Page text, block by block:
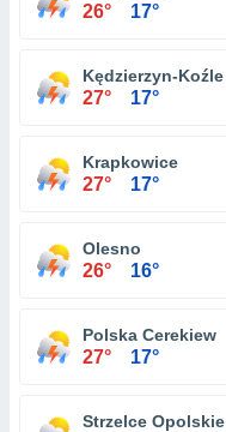
26° 17°
Kędzierzyn-Koźle
27° 17°
Krapkowice
27° 17°
Olesno
26° 16°
Polska Cerekiew
27° 17°
Strzelce Opolskie